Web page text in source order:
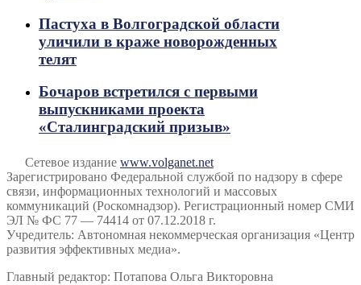
Пастуха в Волгоградской области
уличили в краже новорожденных
телят
Бочаров встретился с первыми
выпускниками проекта
«Сталинградский призыв»
Сетевое издание www.volganet.net
Зарегистрировано Федеральной службой по надзору в сфере
связи, информационных технологий и массовых
коммуникаций (Роскомнадзор). Регистрационный номер СМИ
ЭЛ № ФС 77 — 74414 от 07.12.2018 г.
Учредитель: Автономная некоммерческая организация «Центр
развития эффективных медиа».
Главный редактор: Потапова Ольга Викторовна